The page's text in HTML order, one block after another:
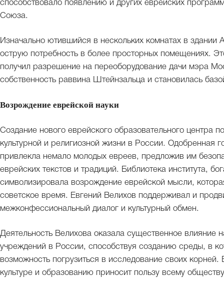
способствовало появлению и других еврейских
Союза.
Изначально ютившийся в нескольких комнатах в
острую потребность в более просторных помещениях.
получил разрешение на переоборудование дачи мэра
собственность раввина Штейнзальца и становилась
Возрождение еврейской науки
Создание нового еврейского образовательного центра
культурной и религиозной жизни в России. Одобренная
привлекла немало молодых евреев, предложив им
еврейских текстов и традиций. Библиотека института,
символизировала возрождение еврейской мысли,
советское время. Евгений Велихов поддерживал и
межконфессиональный диалог и культурный обмен.
Деятельность Велихова оказала существенное влияние
учреждений в России, способствуя созданию среды, в
возможность погрузиться в исследование своих
культуре и образованию приносит пользу всему